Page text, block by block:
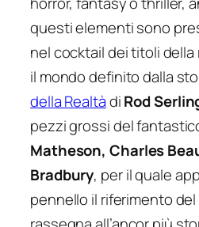
questi elementi sono
nel cocktail dei titoli della
il mondo definito dalla
della RealtàdiRod
pezzi grossi del
Matheson, Charles
Bradbury, per il quale
pennello il riferimento